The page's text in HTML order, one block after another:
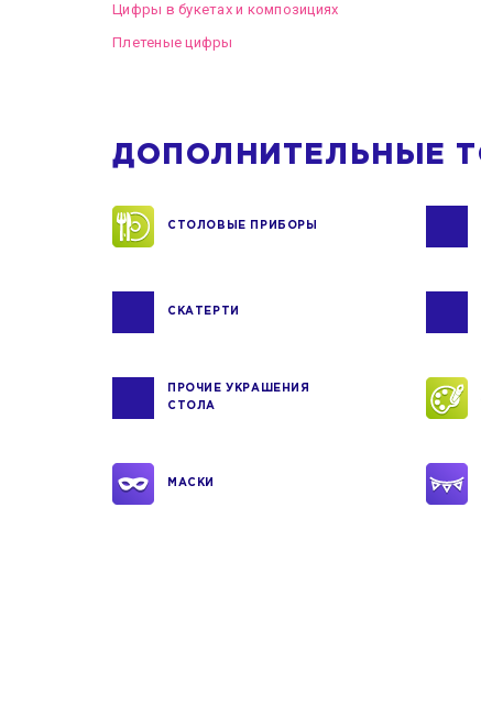
Цифры в букетах и композициях
Плетеные цифры
ДОПОЛНИТЕЛЬНЫЕ
СТОЛОВЫЕ ПРИБОРЫ
СКАТЕРТИ
ПРОЧИЕ УКРАШЕНИЯ
СТОЛА
МАСКИ